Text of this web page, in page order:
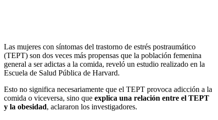
Las mujeres con síntomas del trastorno de estrés postraumático
(TEPT) son dos veces más propensas que la población femenina
general a ser adictas a la comida, reveló un estudio realizado en la
Escuela de Salud Pública de Harvard.
Esto no significa necesariamente que el TEPT provoca adicción a la
comida o viceversa, sino que explica una relación entre el TEPT
y la obesidad, aclararon los investigadores.